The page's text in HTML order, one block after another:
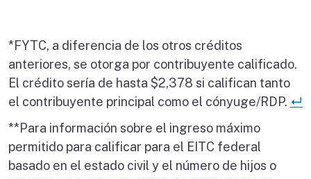
*FYTC, a diferencia de los otros créditos
anteriores, se otorga por contribuyente calificado.
El crédito sería de hasta $2,378 si califican tanto
el contribuyente principal como el cónyuge/RDP. ↵
**Para información sobre el ingreso máximo
permitido para calificar para el EITC federal
basado en el estado civil y el número de hijos o